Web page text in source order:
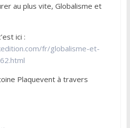
au plus vite, Globalisme et
ici :
fr/globalisme-et-
Plaquevent à travers